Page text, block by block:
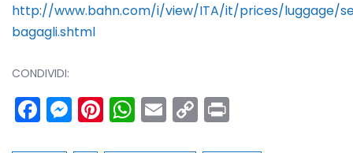
http://www.bahn.com/i/view/ITA/it/prices/luggage/
bagagli.shtml
CONDIVIDI:
Facebook
Messenger
Pinterest
WhatsApp
Email
Copy
Link